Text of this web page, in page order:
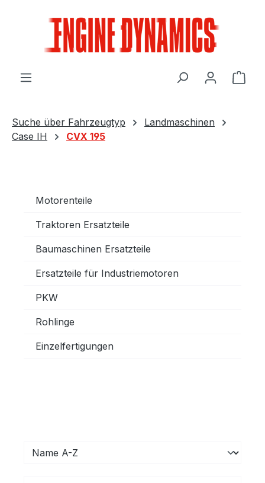
Suche über Fahrzeugtyp
Landmaschinen
Case IH
CVX 195
Motorenteile
Traktoren Ersatzteile
Baumaschinen Ersatzteile
Ersatzteile für Industriemotoren
PKW
Rohlinge
Einzelfertigungen